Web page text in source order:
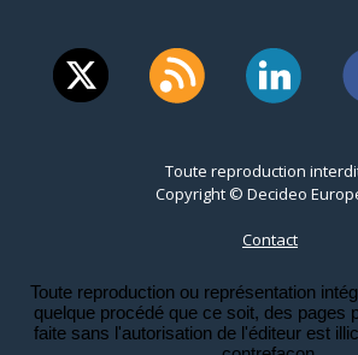
Toute reproduction
Copyright © Decideo
Contact
Toute reproduction ou représentation
quelque procédé que ce soit, des pages
faite sans l'autorisation de l'éditeur est